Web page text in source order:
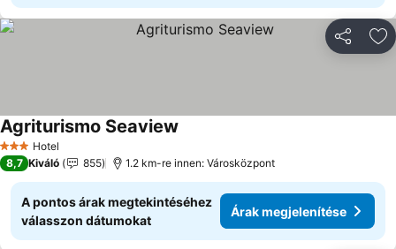
3 Kategória
Hotel
Agriturismo Seaview
8,7 Kiváló 855 1.2 km-re innen: Városközpont
A pontos árak megtekintéséhez
válasszon dátumokat
Árak megjelenítése